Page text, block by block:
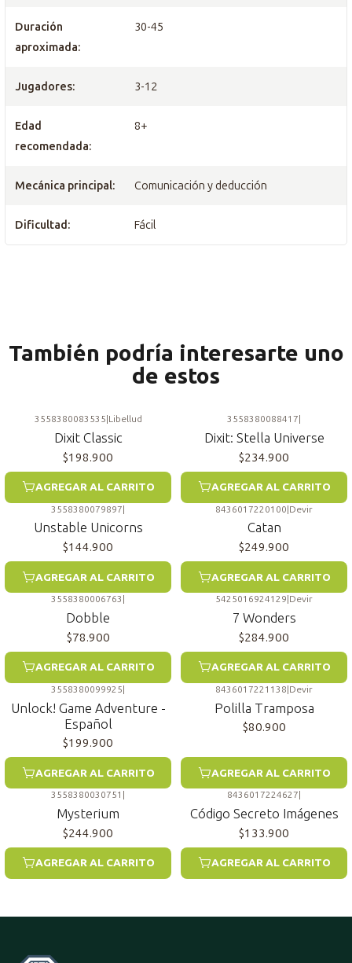
Duración
aproximada:
30-45
Jugadores: 3-12
Edad
recomendada:
8+
Mecánica principal: Comunicación y deducción
Dificultad: Fácil
También podría interesarte uno
de estos
3558380083535 Libellud
Dixit Classic
$198.900
AGREGAR AL CARRITO
3558380088417
Dixit: Stella Universe
$234.900
AGREGAR AL CARRITO
3558380079897|
Unstable Unicorns
$144.900
AGREGAR AL CARRITO
8436017220100|Devir
Catan
$249.900
AGREGAR AL CARRITO
3558380006763
Dobble
$78.900
AGREGAR AL CARRITO
5425016924129 Devir
7 Wonders
$284.900
AGREGAR AL CARRITO
3558380099925|
Unlock! Game Adventure -
Español
$199.900
AGREGAR AL CARRITO
8436017221138|Devir
Polilla Tramposa
$80.900
AGREGAR AL CARRITO
3558380030751
Mysterium
$244.900
AGREGAR AL CARRITO
8436017224627
Código Secreto Imágenes
$133.900
AGREGAR AL CARRITO